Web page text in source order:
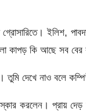
গ্রোসারিতে। ইলিশ,
কাপড় কি আছে সব
তুমি দেখে নাও বলে
করলেন। প্রায়